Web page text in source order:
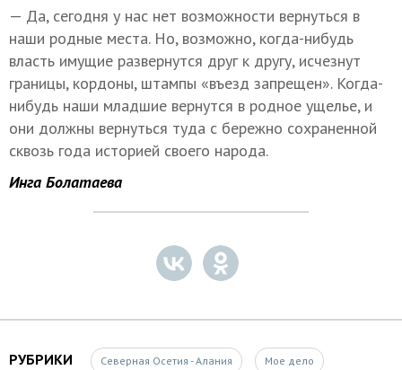
— Да, сегодня у нас нет возможности вернуться в
наши родные места. Но, возможно, когда-нибудь
власть имущие развернутся друг к другу, исчезнут
границы, кордоны, штампы «въезд запрещен». Когда-
нибудь наши младшие вернутся в родное ущелье, и
они должны вернуться туда с бережно сохраненной
сквозь года историей своего народа.
Инга Болатаева
РУБРИКИ Северная Осетия - Алания Мое дело